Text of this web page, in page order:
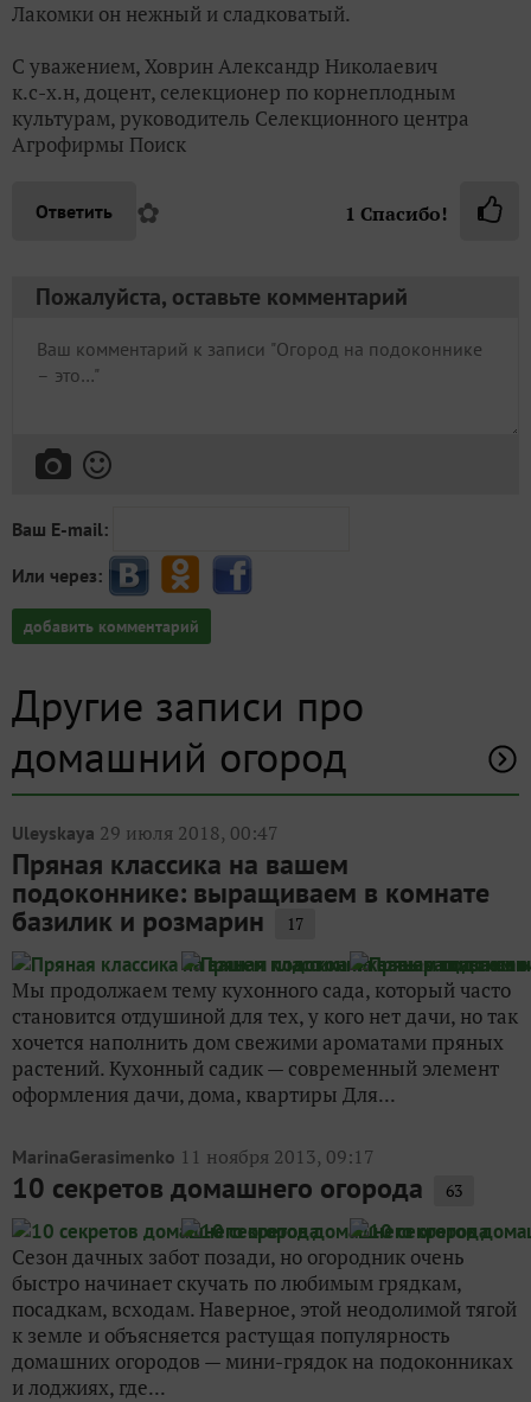
Лакомки он нежный и сладковатый.
С уважением, Ховрин Александр Николаевич
к.с-х.н, доцент, селекционер по корнеплодным
культурам, руководитель Селекционного центра
Агрофирмы Поиск
Ответить ✿ 1 Спасибо!
Пожалуйста, оставьте комментарий
Ваш E-mail:
Или через:
добавить комментарий
Другие записи про
домашний огород
Uleyskaya 29 июля 2018, 00:47
Пряная классика на вашем
подоконнике: выращиваем в комнате
базилик и розмарин 17
Мы продолжаем тему кухонного сада, который часто
становится отдушиной для тех, у кого нет дачи, но так
хочется наполнить дом свежими ароматами пряных
растений. Кухонный садик — современный элемент
оформления дачи, дома, квартиры Для...
MarinaGerasimenko 11 ноября 2013, 09:17
10 секретов домашнего огорода 63
Сезон дачных забот позади, но огородник очень
быстро начинает скучать по любимым грядкам,
посадкам, всходам. Наверное, этой неодолимой тягой
к земле и объясняется растущая популярность
домашних огородов — мини-грядок на подоконниках
и лоджиях, где...